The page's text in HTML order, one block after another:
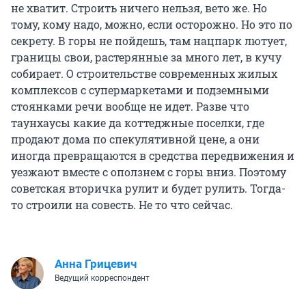
не хватит. Строить ничего нельзя, вето же. Но
тому, кому надо, можно, если осторожно. Но это по
секрету. В горы не пойдешь, там нацпарк лютует,
границы свои, растерянные за много лет, в кучу
собирает. О строительстве современных жилых
комплексов с супермаркетами и подземными
стоянками речи вообще не идет. Разве что
таунхаусы какие да коттеджные поселки, где
продают дома по спекулятивной цене, а они
иногда превращаются в средства передвижения и
уезжают вместе с оползнем с горы вниз. Поэтому
советская вторичка рулит и будет рулить. Тогда-
то строили на совесть. Не то что сейчас.
Анна Грицевич
Ведущий корреспондент